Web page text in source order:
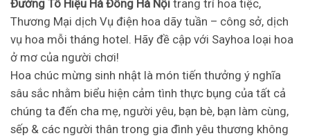
Đường Tô Hiệu Hà Đông Hà Nội trang trí hoa tiệc,
Thương Mại dịch Vụ điện hoa dãy tuần – công sở, dịch
vụ hoa mỗi tháng hotel. Hãy đề cập với Sayhoa loại hoa
ở mơ của người chơi!
Hoa chúc mừng sinh nhật là món tiến thưởng ý nghĩa
sâu sắc nhằm biểu hiện cảm tình thực bụng của tất cả
chúng ta đến cha mẹ, người yêu, bạn bè, bạn làm cùng,
sếp & các người thân trong gia đình yêu thương không